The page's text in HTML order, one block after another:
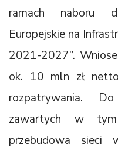
ramach naboru
Europejskie na
2021-2027”.
ok. 10 mln zł
rozpatrywania.
zawartych w
przebudowa sieci